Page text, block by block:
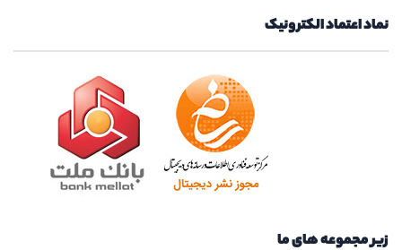
نماد اعتماد الکترونیک
زیر مجموعه های ما